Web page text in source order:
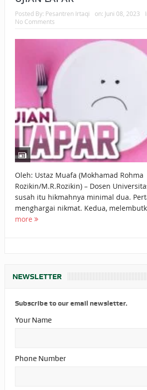
SEBELUM TIBA SAAT WAJIB?
HAKIKAT NIKMAT DI DUNIA!
BAGAIMANA CARA MEMBAYAR ZAKAT
UANG HARAM BISA MENJADI HALAL
KEPEMILIKANNYA BERUBAH
ISTIDLAL BATIL VS ISTIDLAL SYAR’I
BAHASA CINTA KARENA ALLAH
HUKUM MEMBAYAR ZAKAT DENGAN
HUKUM MEMBAYAR ZAKAT KEPADA
Posted By: Pesantren Irtaqi on: Juni 08, 2023
No Comments
Oleh: Ustaz Muafa (Mokhamad Rohma
Rozikin/M.R.Rozikin) – Dosen
susah itu hikmahnya minimal dua.
menghargai nikmat. Kedua,
more
NEWSLETTER
Subscribe to our email newsletter.
Your Name
Phone Number